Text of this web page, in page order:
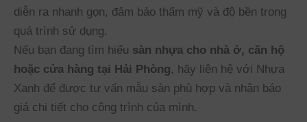
diễn ra nhanh gọn, đảm bảo thẩm mỹ và độ bền trong
quá trình sử dụng.
Nếu bạn đang tìm hiểu sàn nhựa cho nhà ở, căn hộ
hoặc cửa hàng tại Hải Phòng, hãy liên hệ với Nhựa
Xanh để được tư vấn mẫu sàn phù hợp và nhận báo
giá chi tiết cho công trình của mình.